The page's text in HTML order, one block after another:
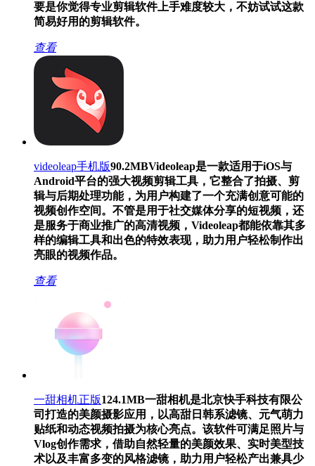
要是你觉得专业剪辑软件上手难度较大，不妨试试这款
简易好用的剪辑软件。
查看
videoleap手机版90.2MBVideoleap是一款适用于iOS与
Android平台的强大视频剪辑工具，它整合了拍摄、剪
辑与后期处理功能，为用户构建了一个充满创意可能的
视频创作空间。不管是用于社交媒体分享的短视频，还
是服务于商业推广的高清视频，Videoleap都能依靠其多
样的编辑工具和出色的特效表现，助力用户轻松制作出
亮眼的视频作品。
查看
一甜相机正版124.1MB一甜相机是北京快手科技有限公
司打造的美颜摄影应用，以高甜日韩系滤镜、元气萌力
贴纸和动态视频拍摄为核心亮点。该软件可满足照片与
Vlog创作需求，借助自然轻量的美颜效果、实时美型技
术以及丰富多变的风格滤镜，助力用户轻松产出兼具少